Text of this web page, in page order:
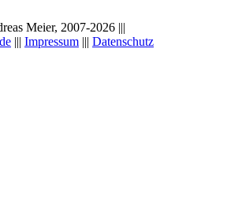
Meier, 2007-2026 |||
||| Impressum ||| Datenschutz